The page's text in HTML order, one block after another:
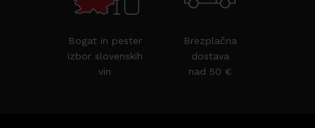
Bogat in pester
izbor slovenskih
vin
Brezplačna
dostava
nad 50 €